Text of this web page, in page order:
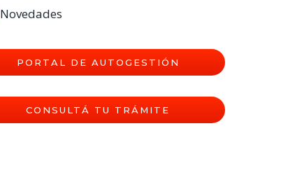
Novedades
PORTAL DE AUTOGESTIÓN
CONSULTÁ TU TRÁMITE